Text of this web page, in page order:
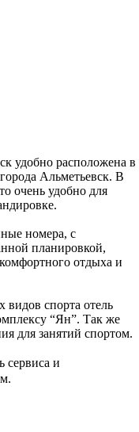
удобно расположена в
Альметьевск. В
очень удобно для
номера, с
планировкой,
отдыха и
видов спорта отель
“Ян”. Так же
для занятий спортом.
сервиса и